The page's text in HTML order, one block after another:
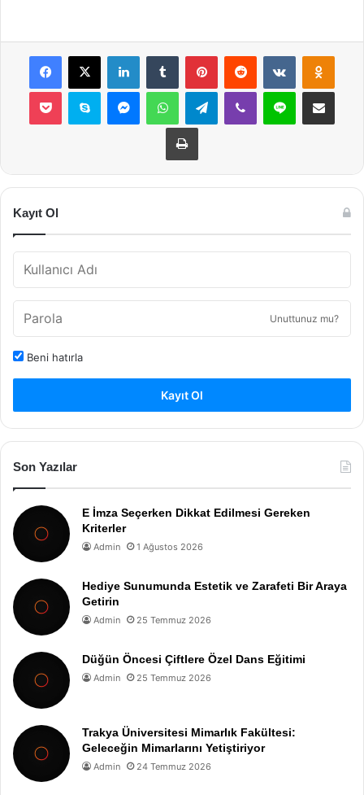
Facebook
X LinkedInTumblr PinterestReddit VKontakte
Pocket Skype MessengerWhatsAppTelegramViber Line E-Posta ile
Yazdır
Kayıt Ol
Unuttunuz mu?
Beni hatırla
Kayıt Ol
Son Yazılar
E İmza Seçerken Dikkat Edilmesi Gereken
Kriterler
Admin 1 Ağustos 2026
Hediye Sunumunda Estetik ve Zarafeti Bir Araya
Getirin
Admin 25 Temmuz 2026
Düğün Öncesi Çiftlere Özel Dans Eğitimi
Admin 25 Temmuz 2026
Trakya Üniversitesi Mimarlık Fakültesi:
Geleceğin Mimarlarını Yetiştiriyor
Admin 24 Temmuz 2026